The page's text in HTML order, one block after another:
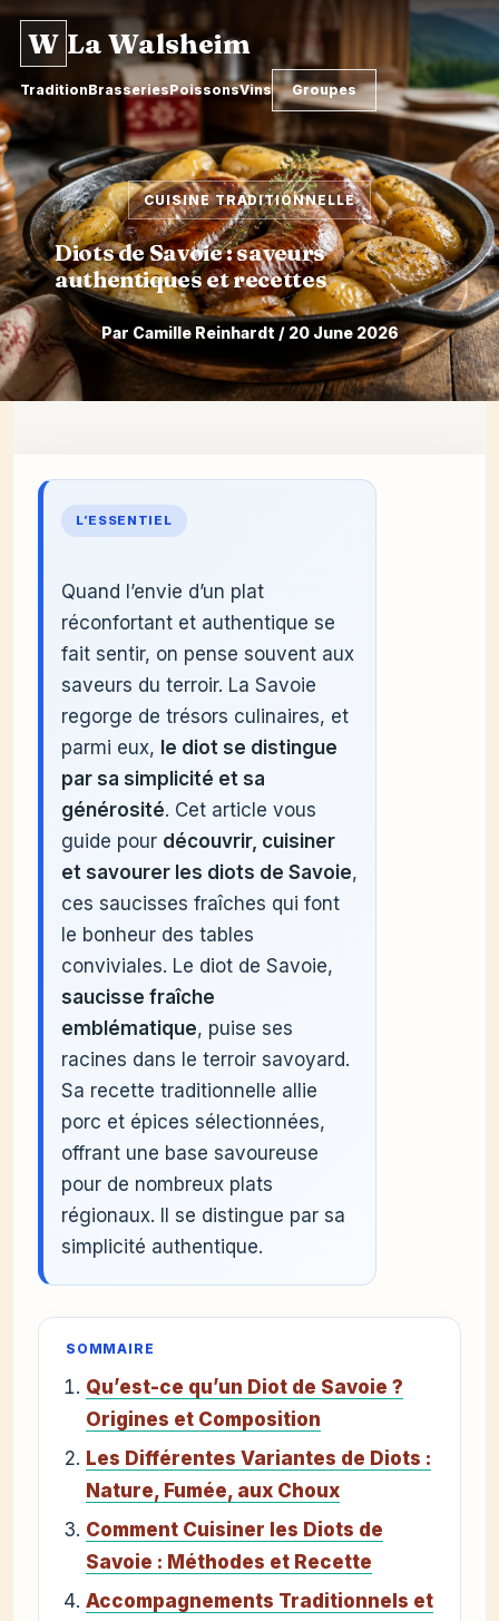
W La Walsheim
TraditionBrasseriesPoissonsVins Groupes
CUISINE TRADITIONNELLE
Diots de Savoie : saveurs
authentiques et recettes
Par Camille Reinhardt / 20 June 2026
L’ESSENTIEL
Quand l’envie d’un plat
réconfortant et authentique se
fait sentir, on pense souvent aux
saveurs du terroir. La Savoie
regorge de trésors culinaires, et
parmi eux, le diot se distingue
par sa simplicité et sa
générosité. Cet article vous
guide pour découvrir, cuisiner
et savourer les diots de Savoie,
ces saucisses fraîches qui font
le bonheur des tables
conviviales. Le diot de Savoie,
saucisse fraîche
emblématique, puise ses
racines dans le terroir savoyard.
Sa recette traditionnelle allie
porc et épices sélectionnées,
offrant une base savoureuse
pour de nombreux plats
régionaux. Il se distingue par sa
simplicité authentique.
SOMMAIRE
Qu’est-ce qu’un Diot de Savoie ?
Origines et Composition
Les Différentes Variantes de Diots :
Nature, Fumée, aux Choux
Comment Cuisiner les Diots de
Savoie : Méthodes et Recette
Accompagnements Traditionnels et